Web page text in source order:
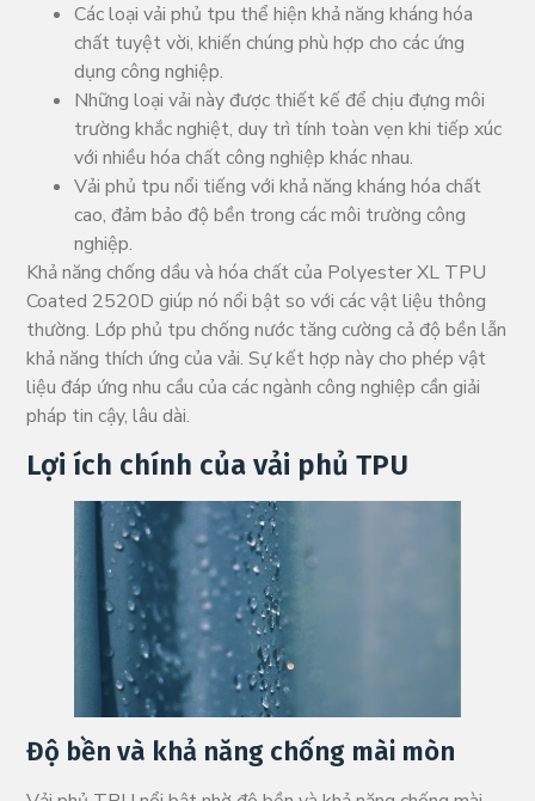
Các loại vải phủ tpu thể hiện khả năng kháng hóa
chất tuyệt vời, khiến chúng phù hợp cho các ứng
dụng công nghiệp.
Những loại vải này được thiết kế để chịu đựng môi
trường khắc nghiệt, duy trì tính toàn vẹn khi tiếp xúc
với nhiều hóa chất công nghiệp khác nhau.
Vải phủ tpu nổi tiếng với khả năng kháng hóa chất
cao, đảm bảo độ bền trong các môi trường công
nghiệp.
Khả năng chống dầu và hóa chất của Polyester XL TPU
Coated 2520D giúp nó nổi bật so với các vật liệu thông
thường. Lớp phủ tpu chống nước tăng cường cả độ bền lẫn
khả năng thích ứng của vải. Sự kết hợp này cho phép vật
liệu đáp ứng nhu cầu của các ngành công nghiệp cần giải
pháp tin cậy, lâu dài.
Lợi ích chính của vải phủ TPU
Độ bền và khả năng chống mài mòn